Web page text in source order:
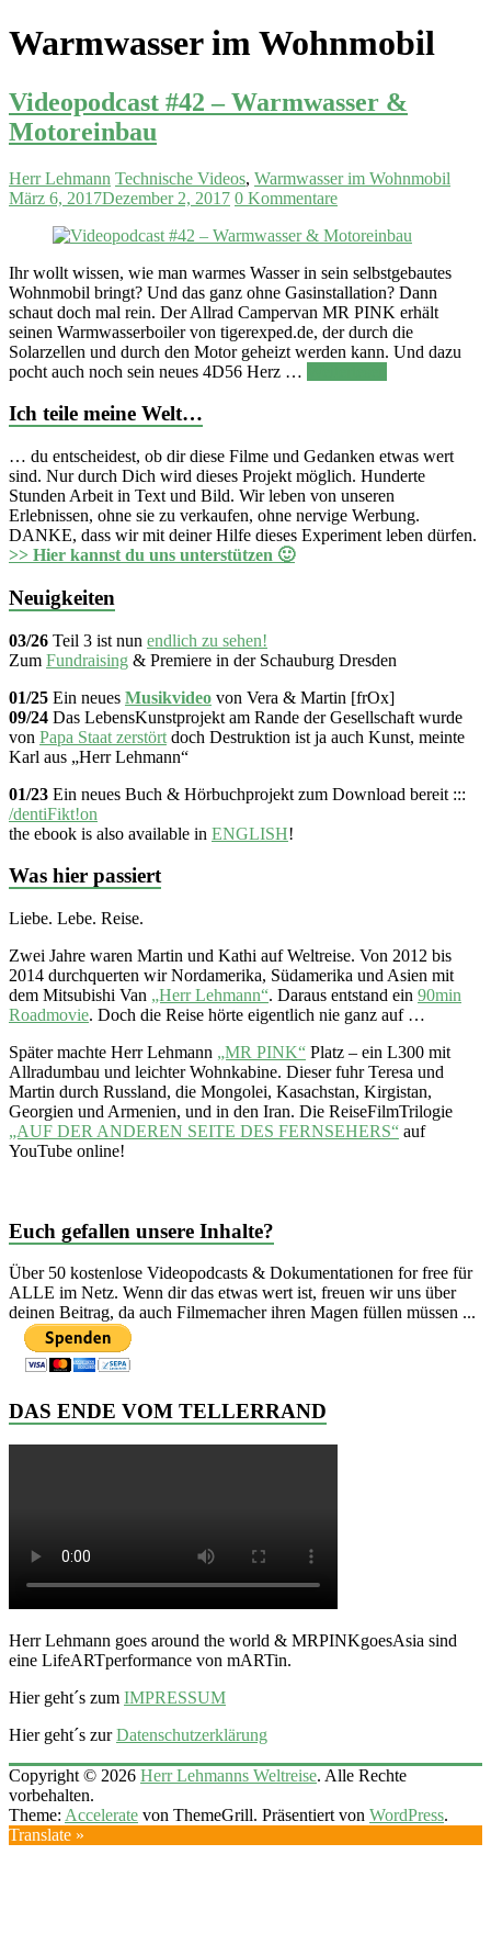
Warmwasser im Wohnmobil
Videopodcast #42 – Warmwasser &
Motoreinbau
Herr Lehmann Technische Videos, Warmwasser im Wohnmobil
März 6, 2017Dezember 2, 2017 0 Kommentare
Ihr wollt wissen, wie man warmes Wasser in sein selbstgebautes
Wohnmobil bringt? Und das ganz ohne Gasinstallation? Dann
schaut doch mal rein. Der Allrad Campervan MR PINK erhält
seinen Warmwasserboiler von tigerexped.de, der durch die
Solarzellen und durch den Motor geheizt werden kann. Und dazu
pocht auch noch sein neues 4D56 Herz …
Ich teile meine Welt…
… du entscheidest, ob dir diese Filme und Gedanken etwas wert
sind. Nur durch Dich wird dieses Projekt möglich. Hunderte
Stunden Arbeit in Text und Bild. Wir leben von unseren
Erlebnissen, ohne sie zu verkaufen, ohne nervige Werbung.
DANKE, dass wir mit deiner Hilfe dieses Experiment leben dürfen.
>> Hier kannst du uns unterstützen 🙂
Neuigkeiten
03/26 Teil 3 ist nun endlich zu sehen!
Zum Fundraising & Premiere in der Schauburg Dresden
01/25 Ein neues Musikvideo von Vera & Martin [frOx]
09/24 Das LebensKunstprojekt am Rande der Gesellschaft wurde
von Papa Staat zerstört doch Destruktion ist ja auch Kunst, meinte
Karl aus „Herr Lehmann“
01/23 Ein neues Buch & Hörbuchprojekt zum Download bereit :::
/dentiFikt!on
the ebook is also available in ENGLISH!
Was hier passiert
Liebe. Lebe. Reise.
Zwei Jahre waren Martin und Kathi auf Weltreise. Von 2012 bis
2014 durchquerten wir Nordamerika, Südamerika und Asien mit
dem Mitsubishi Van „Herr Lehmann“. Daraus entstand ein 90min
Roadmovie. Doch die Reise hörte eigentlich nie ganz auf …
Später machte Herr Lehmann „MR PINK“ Platz – ein L300 mit
Allradumbau und leichter Wohnkabine. Dieser fuhr Teresa und
Martin durch Russland, die Mongolei, Kasachstan, Kirgistan,
Georgien und Armenien, und in den Iran. Die ReiseFilmTrilogie
„AUF DER ANDEREN SEITE DES FERNSEHERS“ auf
YouTube online!
Euch gefallen unsere Inhalte?
Über 50 kostenlose Videopodcasts & Dokumentationen for free für
ALLE im Netz. Wenn dir das etwas wert ist, freuen wir uns über
deinen Beitrag, da auch Filmemacher ihren Magen füllen müssen ...
DAS ENDE VOM TELLERRAND
Herr Lehmann goes around the world & MRPINKgoesAsia sind
eine LifeARTperformance von mARTin.
Hier geht´s zum IMPRESSUM
Hier geht´s zurDatenschutzerklärung
Copyright © 2026 Herr Lehmanns Weltreise. Alle Rechte
vorbehalten.
Theme: Accelerate von ThemeGrill. Präsentiert von WordPress.
Translate »